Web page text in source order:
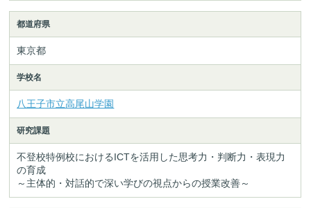
都道府県
東京都
学校名
八王子市立高尾山学園
研究課題
不登校特例校におけるICTを活用した思考力・判断力・表現力
の育成
～主体的・対話的で深い学びの視点からの授業改善～